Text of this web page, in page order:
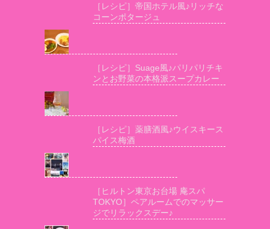
［レシピ］帝国ホテル風♪リッチな
コーンポタージュ
［レシピ］Suage風♪パリパリチキ
ンとお野菜の本格派スープカレー
［レシピ］薬膳酒風♪ウイスキース
パイス梅酒
［ヒルトン東京お台場 庵スパ
TOKYO］ペアルームでのマッサー
ジでリラックスデー♪